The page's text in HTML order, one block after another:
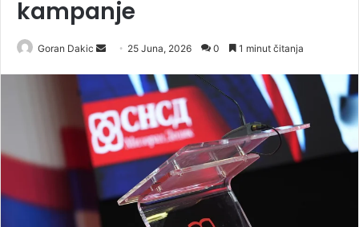
kampanje
Goran Dakic
n
d
a
n
e
a
25 Juna, 2026 0 1 minut čitanja